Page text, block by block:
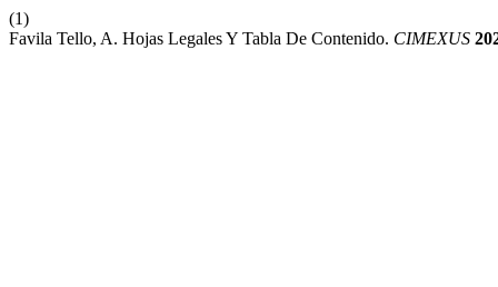
(1)
Favila Tello, A. Hojas Legales Y Tabla De Contenido. CIMEXUS